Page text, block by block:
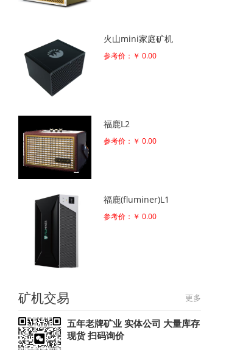
火山mini家庭矿机
参考价：￥ 0.00
福鹿L2
参考价：￥ 0.00
福鹿(fluminer)L1
参考价：￥ 0.00
更多
矿机交易
五年老牌矿业 实体公司 大量库存
现货 扫码询价